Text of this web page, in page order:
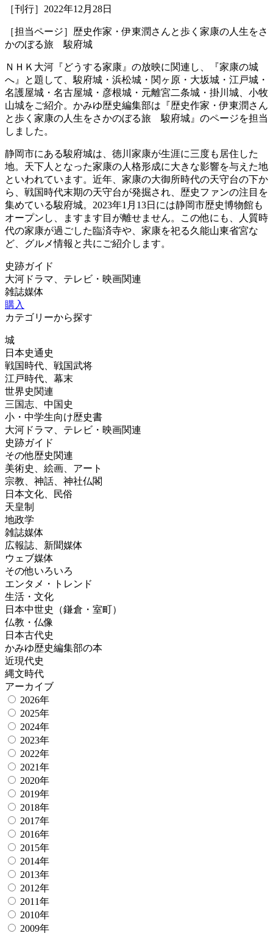
［刊行］2022年12月28日
［担当ページ］歴史作家・伊東潤さんと歩く家康の人生をさ
かのぼる旅 駿府城
ＮＨＫ大河『どうする家康』の放映に関連し、『家康の城
へ』と題して、駿府城・浜松城・関ヶ原・大坂城・江戸城・
名護屋城・名古屋城・彦根城・元離宮二条城・掛川城、小牧
山城をご紹介。かみゆ歴史編集部は『歴史作家・伊東潤さん
と歩く家康の人生をさかのぼる旅 駿府城』のページを担当
しました。
静岡市にある駿府城は、徳川家康が生涯に三度も居住した
地。天下人となった家康の人格形成に大きな影響を与えた地
といわれています。近年、家康の大御所時代の天守台の下か
ら、戦国時代末期の天守台が発掘され、歴史ファンの注目を
集めている駿府城。2023年1月13日には静岡市歴史博物館も
オープンし、ますます目が離せません。この他にも、人質時
代の家康が過ごした臨済寺や、家康を祀る久能山東省宮な
ど、グルメ情報と共にご紹介します。
史跡ガイド
大河ドラマ、テレビ・映画関連
雑誌媒体
購入
カテゴリーから探す
城
日本史通史
戦国時代、戦国武将
江戸時代、幕末
世界史関連
三国志、中国史
小・中学生向け歴史書
大河ドラマ、テレビ・映画関連
史跡ガイド
その他歴史関連
美術史、絵画、アート
宗教、神話、神社仏閣
日本文化、民俗
天皇制
地政学
雑誌媒体
広報誌、新聞媒体
ウェブ媒体
その他いろいろ
エンタメ・トレンド
生活・文化
日本中世史（鎌倉・室町）
仏教・仏像
日本古代史
かみゆ歴史編集部の本
近現代史
縄文時代
アーカイブ
2026年
2025年
2024年
2023年
2022年
2021年
2020年
2019年
2018年
2017年
2016年
2015年
2014年
2013年
2012年
2011年
2010年
2009年